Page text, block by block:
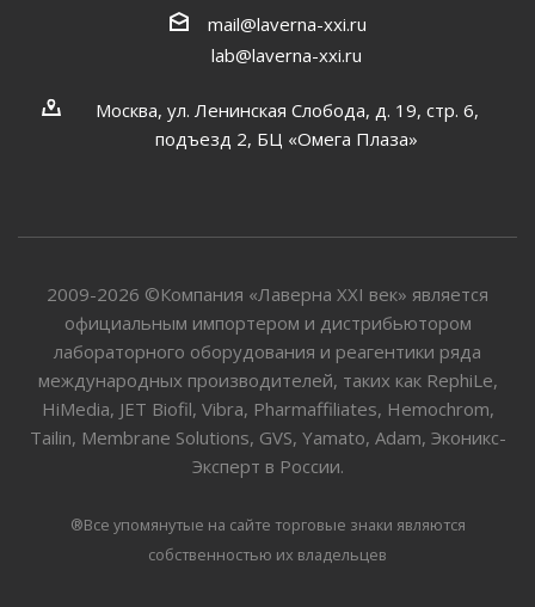
mail@laverna-xxi.ru
lab@laverna-xxi.ru
Москва, ул. Ленинская Слобода, д. 19, стр. 6,
подъезд 2, БЦ «Омега Плаза»
2009-2026 ©Компания «Лаверна XXI век» является
официальным импортером и дистрибьютором
лабораторного оборудования и реагентики ряда
международных производителей, таких как RephiLe,
HiMedia, JET Biofil, Vibra, Pharmaffiliates, Hemochrom,
Tailin, Membrane Solutions, GVS, Yamato, Adam, Эконикс-
Эксперт в России.
®Все упомянутые на сайте торговые знаки являются
собственностью их владельцев